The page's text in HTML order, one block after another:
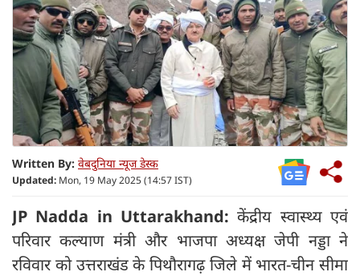
Written By: वेबदुनिया न्यूज डेस्क
Updated: Mon, 19 May 2025 (14:57 IST)
JP Nadda in Uttarakhand:केंद्रीय स्वास्थ्य एवं
परिवार कल्याण मंत्री और भाजपा अध्यक्ष जेपी नड्डा ने
रविवार को उत्तराखंड के पिथौरागढ़ जिले में भारत-चीन सीमा